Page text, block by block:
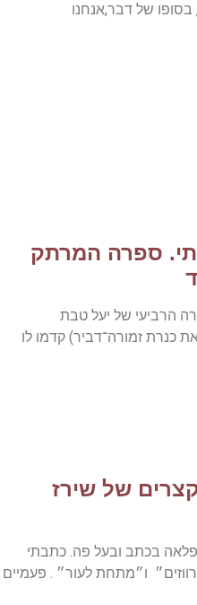
של דבר,אנחנו
ספרה המרתק
הרביעי של יעל טבת
כנרת זמורה־דביר) קדמו לו
של שירז
בכתב ובעל פה. כתבתי
ו״מתחת לעור״ . פעמיים